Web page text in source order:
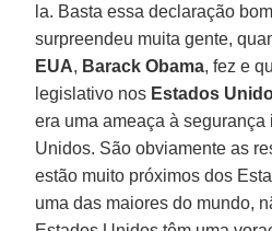
la. Basta essa declaração
surpreendeu muita gente,
EUA, Barack Obama, fez e
legislativo nos Estados
era uma ameaça à
Unidos. São obviamente as
estão muito próximos dos
uma das maiores do mundo,